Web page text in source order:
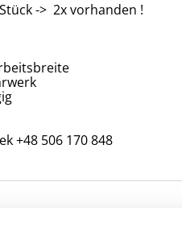
-> 2x vorhanden !
+48 506 170 848